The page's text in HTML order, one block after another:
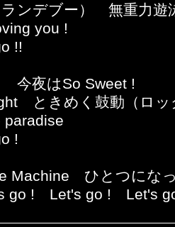
ランデブー） 無重力遊
you !
!!
今夜はSo Sweet !
ときめく鼓動（ロッ
paradise
!
Machine ひとつにな
go ! Let's go ! Let's